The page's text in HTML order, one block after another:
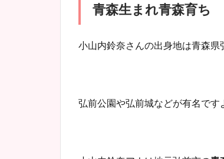
青森生まれ青森育ち
小山内鈴奈さんの出身地は青森県
弘前公園や弘前城などが有名です